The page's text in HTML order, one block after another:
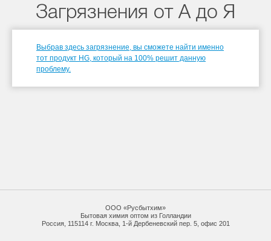
Загрязнения от А до Я
Выбрав здесь загрязнение, вы сможете найти именно
тот продукт HG, который на 100% решит данную
проблему.
ООО «Русбытхим»
Бытовая химия оптом из Голландии
Россия, 115114 г. Москва, 1-й Дербеневский пер. 5, офис 201